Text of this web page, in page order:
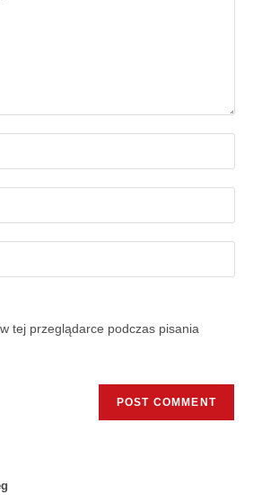
tej przeglądarce podczas pisania